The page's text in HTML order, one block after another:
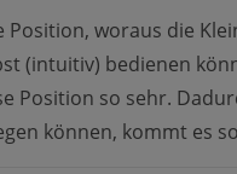
Position, woraus die
(intuitiv) bedienen
Position so sehr.
können, kommt es